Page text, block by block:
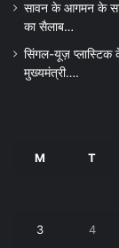
सावन के आगमन के
का सैलाब…
सिंगल-यूज़ प्लास्टिक के
मुख्यमंत्री….
M T
3 4